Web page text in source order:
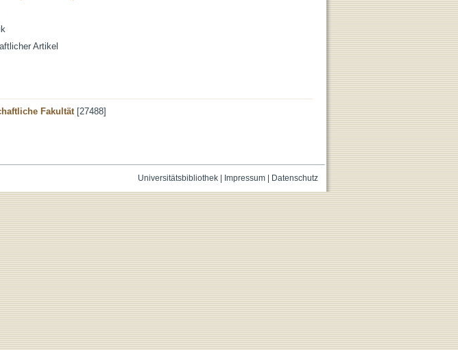
Artikel
Fakultät[27488]
Universitätsbibliothek| Impressum| Datenschutz